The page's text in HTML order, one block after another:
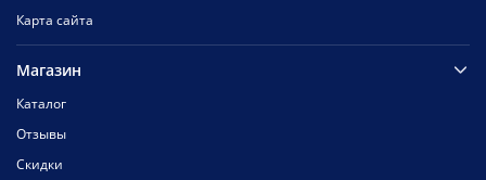
Карта сайта
Магазин
Каталог
Отзывы
Скидки